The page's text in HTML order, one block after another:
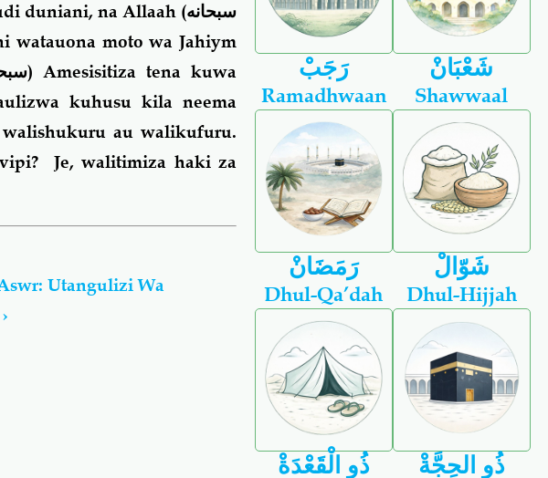
duniani, na Allaah (سبحانه
moto wa Jahiym
) Amesisitiza tena kuwa
kuhusu kila neema
au walikufuru.
vipi? Je, walitimiza haki za
Utangulizi Wa
›
رَجَبْ شَعْبَانْ
Ramadhwaan
رَمَضَانْ
Shawwaal
شَوّالْ
Dhul-Qa’dah
ذُو الْقَعْدَةْ
Dhul-Hijjah
ذُو الحِجَّةْ